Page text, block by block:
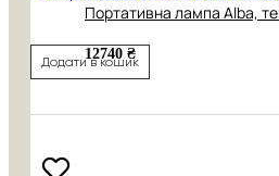
Портативна лампа Alba,
12740 ₴
Додати в кошик